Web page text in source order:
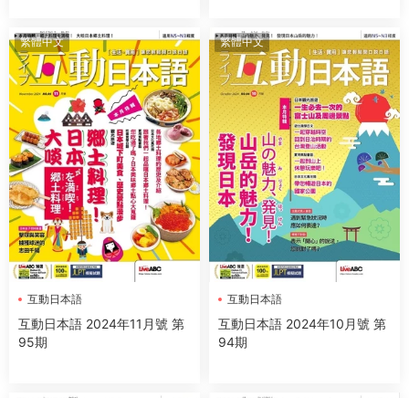
繁體中文
互動日本語
互動日本語 2024年11月號 第
95期
繁體中文
互動日本語
互動日本語 2024年10月號 第
94期